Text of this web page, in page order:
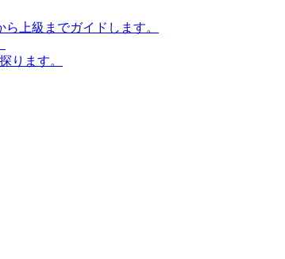
上級までガイドします。
ります。